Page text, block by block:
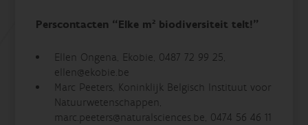
Perscontacten “Elke m² biodiversiteit telt!”
Ellen Ongena, Ekobie, 0487 72 99 25,
ellen@ekobie.be
Marc Peeters, Koninklijk Belgisch Instituut voor
Natuurwetenschappen,
marc.peeters@naturalsciences.be, 0474 56 46 11